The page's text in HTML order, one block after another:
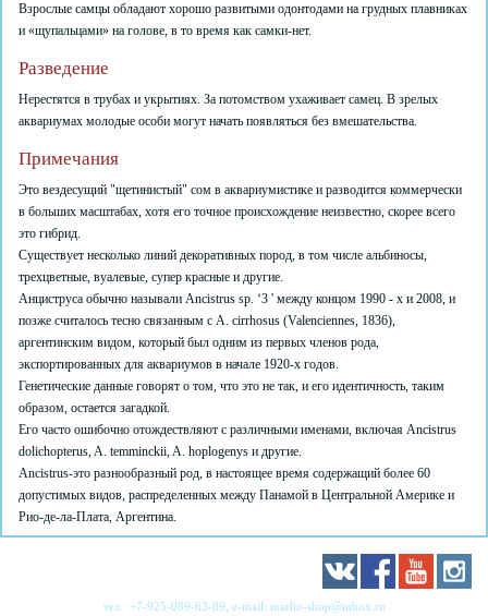
Взрослые самцы обладают хорошо развитыми одонтодами на грудных плавниках
и «щупальцами» на голове, в то время как самки-нет.
Разведение
Нерестятся в трубах и укрытиях. За потомством ухаживает самец. В зрелых
аквариумах молодые особи могут начать появляться без вмешательства.
Примечания
Это вездесущий "щетинистый" сом в аквариумистике и разводится коммерчески
в больших масштабах, хотя его точное происхождение неизвестно, скорее всего
это гибрид.
Существует несколько линий декоративных пород, в том числе альбиносы,
трехцветные, вуалевые, супер красные и другие.
Анциструса обычно называли Ancistrus sp. ‘3 ' между концом 1990 - х и 2008, и
позже считалось тесно связанным с A. cirrhosus (Valenciennes, 1836),
аргентинским видом, который был одним из первых членов рода,
экспортированных для аквариумов в начале 1920-х годов.
Генетические данные говорят о том, что это не так, и его идентичность, таким
образом, остается загадкой.
Его часто ошибочно отождествляют с различными именами, включая Ancistrus
dolichopterus, A. temminckii, A. hoplogenys и другие.
Ancistrus-это разнообразный род, в настоящее время содержащий более 60
допустимых видов, распределенных между Панамой в Центральной Америке и
Рио-де-ла-Плата, Аргентина.
тел.: +7-925-089-63-89, e-mail: marlin-shop@inbox.ru